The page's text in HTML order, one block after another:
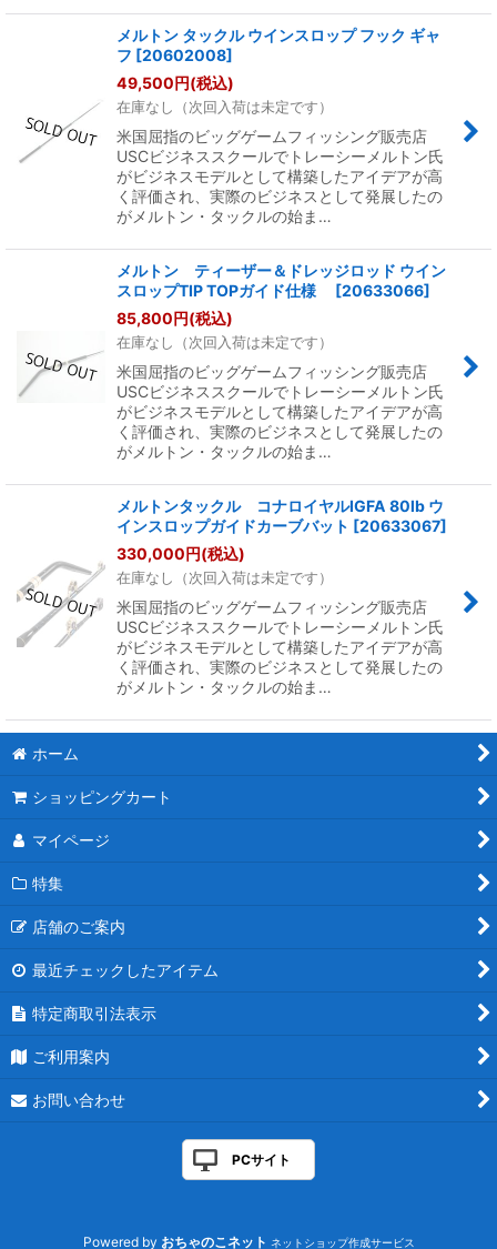
メルトン タックル ウインスロップ フック ギャ
フ [20602008]
49,500円(税込)
在庫なし（次回入荷は未定です）
米国屈指のビッグゲームフィッシング販売店
USCビジネススクールでトレーシーメルトン氏
がビジネスモデルとして構築したアイデアが高
く評価され、実際のビジネスとして発展したの
がメルトン・タックルの始ま…
メルトン ティーザー＆ドレッジロッド ウイン
スロップTIP TOPガイド仕様
[20633066]
85,800円(税込)
在庫なし（次回入荷は未定です）
米国屈指のビッグゲームフィッシング販売店
USCビジネススクールでトレーシーメルトン氏
がビジネスモデルとして構築したアイデアが高
く評価され、実際のビジネスとして発展したの
がメルトン・タックルの始ま…
メルトンタックル コナロイヤルIGFA 80lb ウ
インスロップガイドカーブバット [20633067]
330,000円(税込)
在庫なし（次回入荷は未定です）
米国屈指のビッグゲームフィッシング販売店
USCビジネススクールでトレーシーメルトン氏
がビジネスモデルとして構築したアイデアが高
く評価され、実際のビジネスとして発展したの
がメルトン・タックルの始ま…
ホーム
ショッピングカート
マイページ
特集
店舗のご案内
最近チェックしたアイテム
特定商取引法表示
ご利用案内
お問い合わせ
PCサイト
Powered by おちゃのこネット ネットショップ作成サービス